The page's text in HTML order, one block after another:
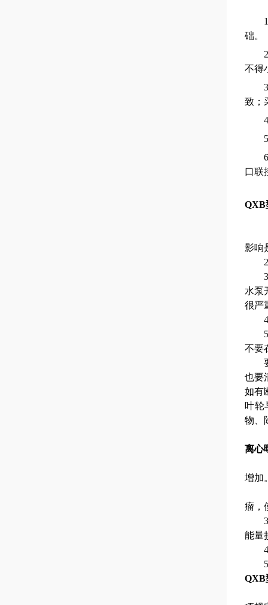
础。
不得
致；
口联
QXB
影响
2
3
水泵
很严
4
5
不要
也要
如有
叶轮
物、
离心
增加
瘤，
3
能量
4
5
QXB